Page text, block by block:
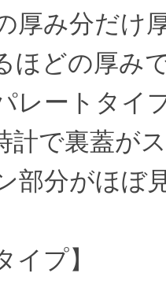
厚み分だけ
の厚みで
レートタイ
裏蓋がス
部分がほぼ
イプ】